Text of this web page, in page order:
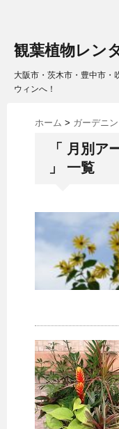
観葉植物レン
大阪市・茨木市・豊中市・
ウィンへ！
ホーム > ガーデニ
「 月別ア
」 一覧